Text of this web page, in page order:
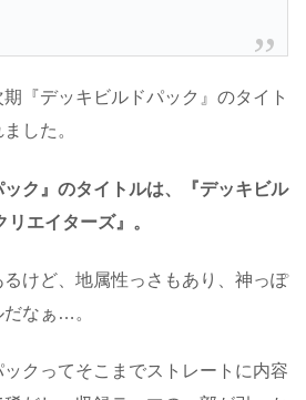
期『デッキビルドパック』のタイト
した。
ク』のタイトルは、『デッキビル
リエイターズ』。
けど、地属性っさもあり、神っぽ
だなぁ…。
クってそこまでストレートに内容